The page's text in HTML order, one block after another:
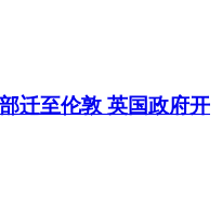
迁至伦敦 英国政府开